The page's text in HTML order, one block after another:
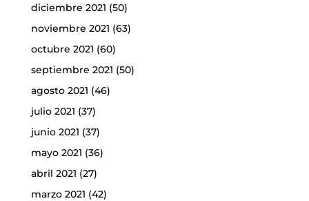
diciembre 2021 (50)
noviembre 2021 (63)
octubre 2021 (60)
septiembre 2021 (50)
agosto 2021 (46)
julio 2021 (37)
junio 2021 (37)
mayo 2021 (36)
abril 2021 (27)
marzo 2021 (42)